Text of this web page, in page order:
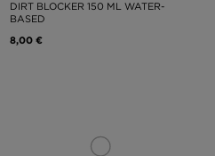
DIRT BLOCKER 150 ML WATER-
BASED
8,00 €